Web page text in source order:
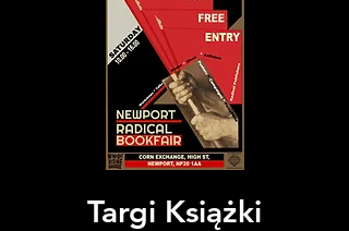
Targi Książki